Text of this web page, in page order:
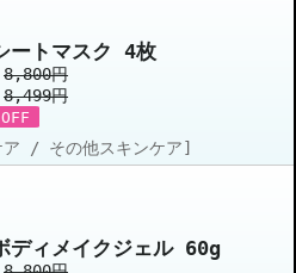
ートマスク 4枚
8,800円
8,499円
ア / その他スキンケア]
ディメイクジェル 60g